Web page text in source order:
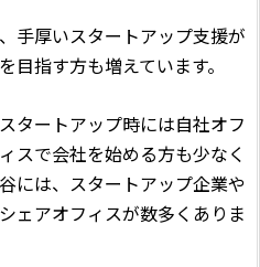
手厚いスタートアップ支援が
目指す方も増えています。
タートアップ時には自社オフ
スで会社を始める方も少なく
には、スタートアップ企業や
ェアオフィスが数多くありま